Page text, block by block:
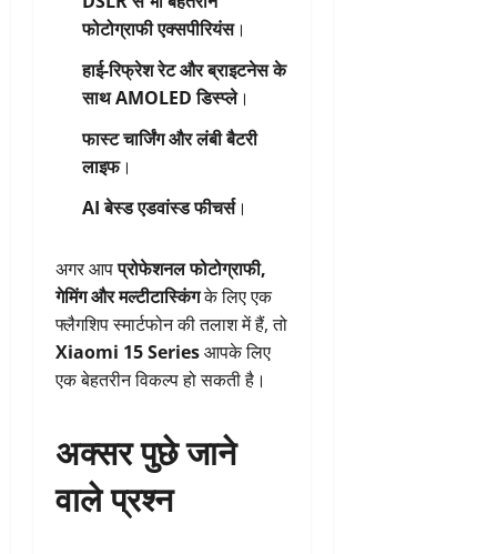
फोटोग्राफी एक्सपीरियंस।
हाई-रिफ्रेश रेट और ब्राइटनेस के
साथ AMOLED डिस्प्ले।
फास्ट चार्जिंग और लंबी बैटरी
लाइफ।
AI बेस्ड एडवांस्ड फीचर्स।
अगर आपप्रोफेशनल फोटोग्राफी,
गेमिंग और मल्टीटास्किंगके लिए एक
फ्लैगशिप स्मार्टफोन की तलाश में हैं, तो
Xiaomi 15 Seriesआपके लिए
एक बेहतरीन विकल्प हो सकती है।
अक्सर पुछे जाने
वाले प्रश्न